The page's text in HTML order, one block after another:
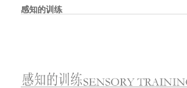
感知的训练